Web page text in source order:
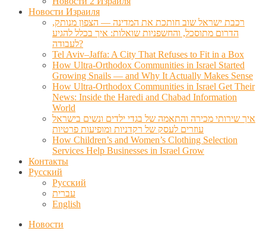
Новости Израиля
רכבת ישראל שוב חותכת את המדינה — הצפון מנותק,
הדרום מתוסכל, והחשפניות שואלות: איך בכלל להגיע
לעבודה?
Tel Aviv–Jaffa: A City That Refuses to Fit in a Box
How Ultra-Orthodox Communities in Israel Started
Growing Snails — and Why It Actually Makes Sense
How Ultra-Orthodox Communities in Israel Get Their
News: Inside the Haredi and Chabad Information
World
איך שירותי מכירה והתאמה של בגדי ילדים ונשים בישראל
עוזרים לעסק של רקדניות ומופיעות פרטיות
How Children’s and Women’s Clothing Selection
Services Help Businesses in Israel Grow
Контакты
Русский
Русский
עברית
English
Новости